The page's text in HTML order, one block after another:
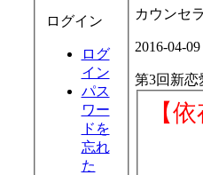
ログイン
ログ
イン
パス
ワー
ドを
忘れ
た
カウンセ
2016-04-09
第3回新恋
【